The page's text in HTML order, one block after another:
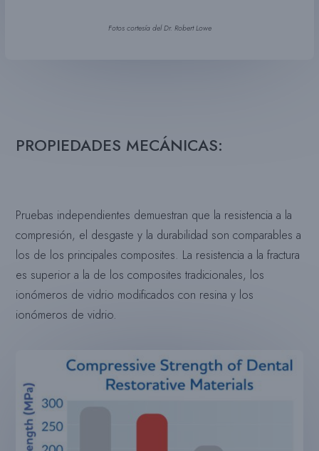
Fotos cortesía del Dr. Robert Lowe
PROPIEDADES MECÁNICAS:
Pruebas independientes demuestran que la resistencia a la
compresión, el desgaste y la durabilidad son comparables a
los de los principales composites. La resistencia a la fractura
es superior a la de los composites tradicionales, los
ionómeros de vidrio modificados con resina y los
ionómeros de vidrio.